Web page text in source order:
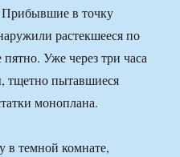
Прибывшие в точку
растекшееся по
Уже через три часа
тщетно пытавшиеся
моноплана.
в темной комнате,